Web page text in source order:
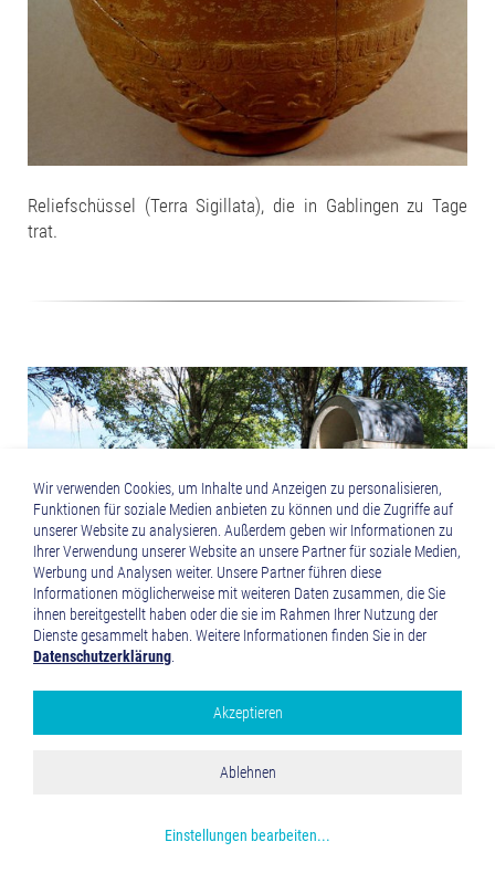
Reliefschüssel (Terra Sigillata), die in Gablingen zu Tage
trat.
Merkur-Heiligtum im Norden von Gersthofen.
Google Analytics
Wir verwenden Cookies, um Inhalte und Anzeigen zu personalisieren,
Funktionen für soziale Medien anbieten zu können und die Zugriffe auf
unserer Website zu analysieren. Außerdem geben wir Informationen zu
Ihrer Verwendung unserer Website an unsere Partner für soziale Medien,
Werbung und Analysen weiter. Unsere Partner führen diese
Informationen möglicherweise mit weiteren Daten zusammen, die Sie
ihnen bereitgestellt haben oder die sie im Rahmen Ihrer Nutzung der
Dienste gesammelt haben. Weitere Informationen finden Sie in der
Datenschutzerklärung
Einstellungen bearbeiten...
Ablehnen
Akzeptieren